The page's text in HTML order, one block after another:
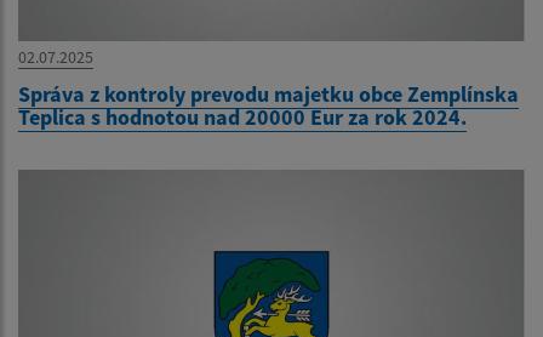
02.07.2025
Správa z kontroly prevodu majetku obce Zemplínska
Teplica s hodnotou nad 20000 Eur za rok 2024.